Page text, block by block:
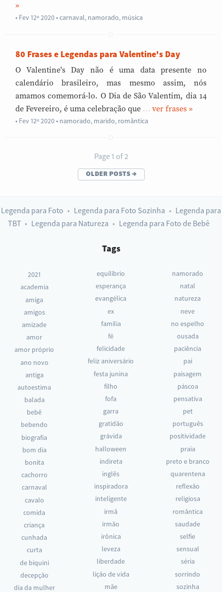
»
Fev 12º 2020•carnaval, namorado, música
80 Frases e Legendas para Valentine's Day
O Valentine's Day não é uma data presente no
calendário brasileiro, mas mesmo assim, nós
amamos comemorá-lo. O Dia de São Valentim, dia 14
de Fevereiro, é uma celebração que … »
Fev 12º 2020• namorado, marido, romântica
Page 1 of 2
older posts→
Legenda para Foto Legenda para Foto Sozinha
Legenda para
TBT
Legenda para Natureza Legenda para Foto de Bebê
Tags
2021
academia
amiga
amigos
amizade
amor
amor próprio
ano novo
antiga
autoestima
balada
bebê
bebendo
biografia
bom dia
bonita
cachorro
carnaval
cavalo
comida
criança
cunhada
curta
de biquini
decepção
dia da mulher
equilíbrio
esperança
evangélica
ex
família
fé
felicidade
feliz aniversário
festa junina
filho
fofa
garra
gratidão
grávida
halloween
indireta
inglês
inspiradora
inteligente
irmã
irmão
irônica
leveza
liberdade
lição de vida
mãe
namorado
natal
natureza
neve
no espelho
ousada
paciência
pai
paisagem
páscoa
pensativa
pet
português
positividade
praia
preto e branco
quarentena
reflexão
religiosa
romântica
saudade
selfie
sensual
séria
sorrindo
sozinha